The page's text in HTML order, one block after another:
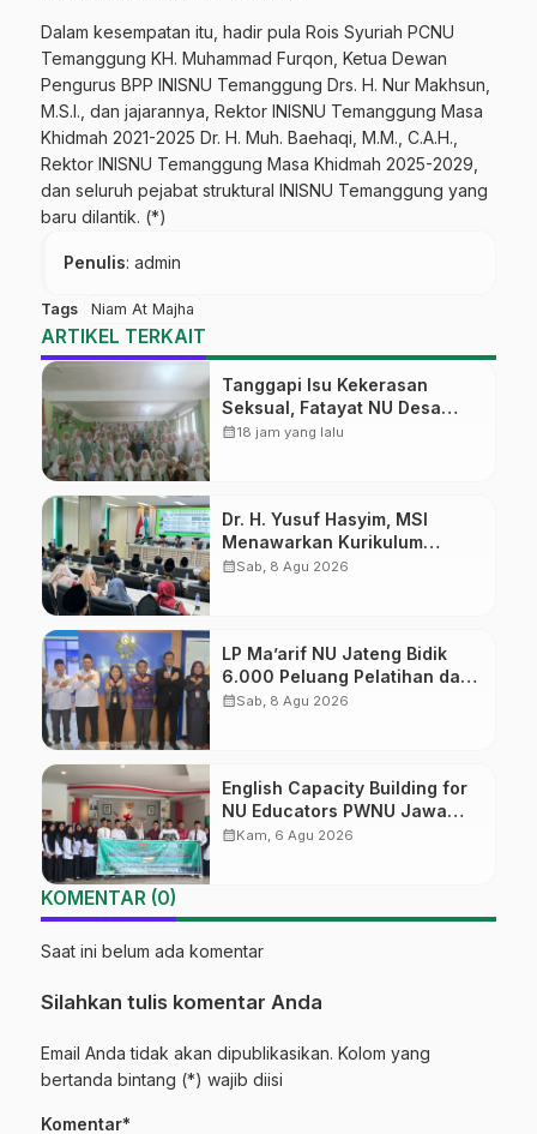
Dalam kesempatan itu, hadir pula Rois Syuriah PCNU
Temanggung KH. Muhammad Furqon, Ketua Dewan
Pengurus BPP INISNU Temanggung Drs. H. Nur Makhsun,
M.S.I., dan jajarannya, Rektor INISNU Temanggung Masa
Khidmah 2021-2025 Dr. H. Muh. Baehaqi, M.M., C.A.H.,
Rektor INISNU Temanggung Masa Khidmah 2025-2029,
dan seluruh pejabat struktural INISNU Temanggung yang
baru dilantik. (*)
Penulis: admin
Tags Niam At Majha
ARTIKEL TERKAIT
Tanggapi Isu Kekerasan
Seksual, Fatayat NU Desa
Gembong Datangkan Aktifis
calendar_month18 jam yang lalu
Dr. H. Yusuf Hasyim, MSI
Menawarkan Kurikulum
Diversifikasi, Harapan Baru
calendar_monthSab, 8 Agu 2026
LP Ma’arif NU Jateng Bidik
6.000 Peluang Pelatihan dan
Sertifikasi bagi Lulusan SMK
calendar_monthSab, 8 Agu 2026
English Capacity Building for
NU Educators PWNU Jawa
Tengah Batch#4; Membuka
calendar_monthKam, 6 Agu 2026
KOMENTAR (0)
Saat ini belum ada komentar
Silahkan tulis komentar Anda
Email Anda tidak akan dipublikasikan. Kolom yang
bertanda bintang (*) wajib diisi
Komentar*